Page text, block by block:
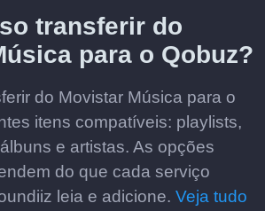
transferir do
para o Qobuz?
do Movistar Música para o
itens compatíveis: playlists,
e artistas. As opções
do que cada serviço
leia e adicione. Veja tudo